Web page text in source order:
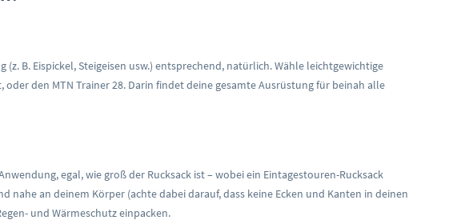
B. Eispickel, Steigeisen usw.) entsprechend, natürlich. Wähle leichtgewichtige
den MTN Trainer 28. Darin findet deine gesamte Ausrüstung für beinah alle
egal, wie groß der Rucksack ist – wobei ein Eintagestouren-Rucksack
an deinem Körper (achte dabei darauf, dass keine Ecken und Kanten in deinen
und Wärmeschutz einpacken.